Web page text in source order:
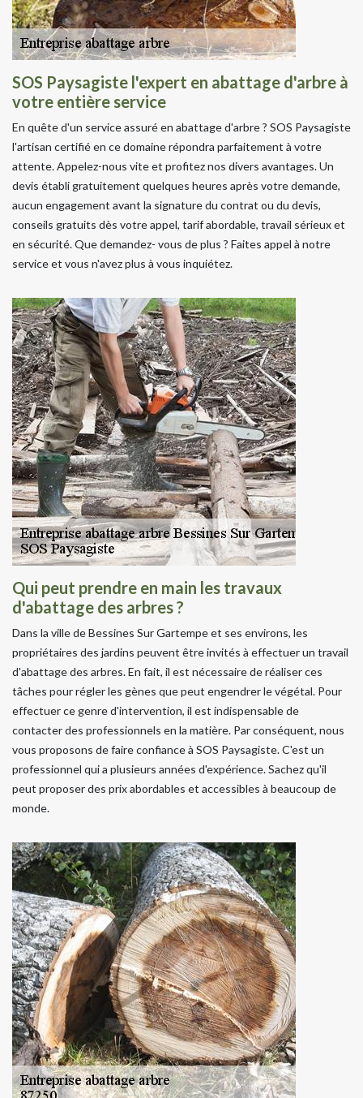
SOS Paysagiste l'expert en abattage d'arbre à
votre entière service
En quête d'un service assuré en abattage d'arbre ? SOS Paysagiste
l'artisan certifié en ce domaine répondra parfaitement à votre
attente. Appelez-nous vite et profitez nos divers avantages. Un
devis établi gratuitement quelques heures après votre demande,
aucun engagement avant la signature du contrat ou du devis,
conseils gratuits dès votre appel, tarif abordable, travail sérieux et
en sécurité. Que demandez- vous de plus ? Faites appel à notre
service et vous n'avez plus à vous inquiétez.
Qui peut prendre en main les travaux
d'abattage des arbres ?
Dans la ville de Bessines Sur Gartempe et ses environs, les
propriétaires des jardins peuvent être invités à effectuer un travail
d'abattage des arbres. En fait, il est nécessaire de réaliser ces
tâches pour régler les gènes que peut engendrer le végétal. Pour
effectuer ce genre d'intervention, il est indispensable de
contacter des professionnels en la matière. Par conséquent, nous
vous proposons de faire confiance à SOS Paysagiste. C'est un
professionnel qui a plusieurs années d'expérience. Sachez qu'il
peut proposer des prix abordables et accessibles à beaucoup de
monde.